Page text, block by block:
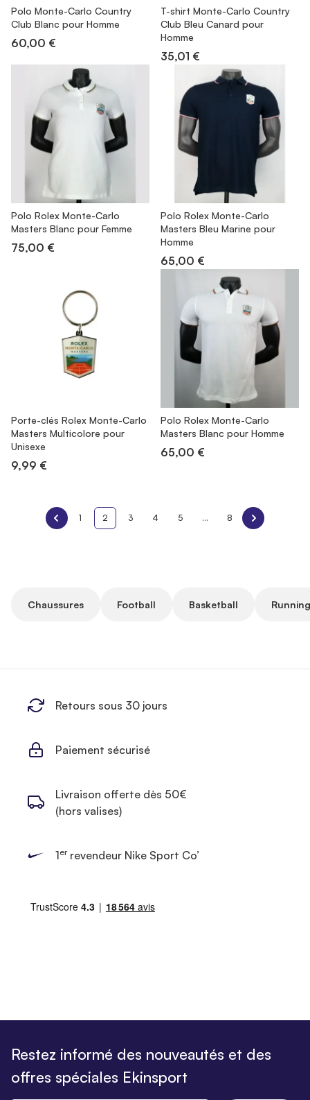
Polo Monte-Carlo Country
Club Blanc pour Homme
60,00 €
T-shirt Monte-Carlo Country
Club Bleu Canard pour
Homme
35,01 €
Polo Rolex Monte-Carlo
Masters Blanc pour Femme
75,00 €
Polo Rolex Monte-Carlo
Masters Bleu Marine pour
Homme
65,00 €
Porte-clés Rolex Monte-Carlo
Masters Multicolore pour
Unisexe
9,99 €
Polo Rolex Monte-Carlo
Masters Blanc pour Homme
65,00 €
1 2 3 4 5 ... 8
Chaussures Football Basketball
Retours sous 30 jours
Paiement sécurisé
Livraison offerte dès 50€
(hors valises)
1errevendeur Nike Sport Co’
Restez informé des nouveautés et des
offres spéciales Ekinsport